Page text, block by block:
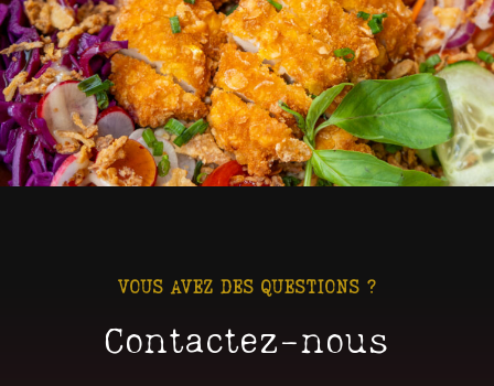
VOUS AVEZ DES QUESTIONS ?
Contactez-nous